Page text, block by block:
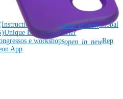
for Use) open_in_newGlobal
Unique Device Identifier
e workshopsopen_in_newRep
App